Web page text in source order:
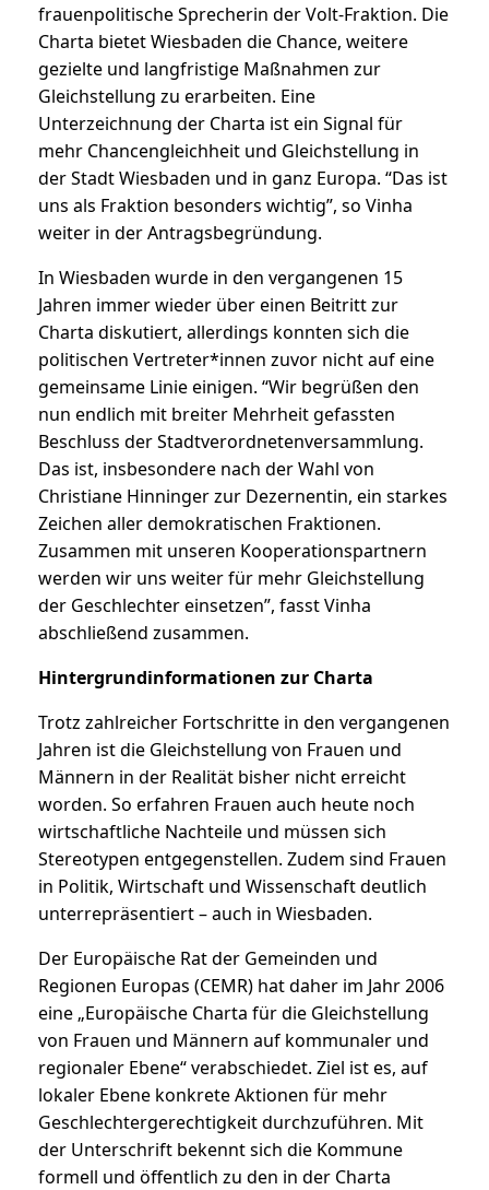
frauenpolitische Sprecherin der Volt-Fraktion. Die
Charta bietet Wiesbaden die Chance, weitere
gezielte und langfristige Maßnahmen zur
Gleichstellung zu erarbeiten. Eine
Unterzeichnung der Charta ist ein Signal für
mehr Chancengleichheit und Gleichstellung in
der Stadt Wiesbaden und in ganz Europa. “Das ist
uns als Fraktion besonders wichtig”, so Vinha
weiter in der Antragsbegründung.
In Wiesbaden wurde in den vergangenen 15
Jahren immer wieder über einen Beitritt zur
Charta diskutiert, allerdings konnten sich die
politischen Vertreter*innen zuvor nicht auf eine
gemeinsame Linie einigen. “Wir begrüßen den
nun endlich mit breiter Mehrheit gefassten
Beschluss der Stadtverordnetenversammlung.
Das ist, insbesondere nach der Wahl von
Christiane Hinninger zur Dezernentin, ein starkes
Zeichen aller demokratischen Fraktionen.
Zusammen mit unseren Kooperationspartnern
werden wir uns weiter für mehr Gleichstellung
der Geschlechter einsetzen”, fasst Vinha
abschließend zusammen.
Hintergrundinformationen zur Charta
Trotz zahlreicher Fortschritte in den vergangenen
Jahren ist die Gleichstellung von Frauen und
Männern in der Realität bisher nicht erreicht
worden. So erfahren Frauen auch heute noch
wirtschaftliche Nachteile und müssen sich
Stereotypen entgegenstellen. Zudem sind Frauen
in Politik, Wirtschaft und Wissenschaft deutlich
unterrepräsentiert – auch in Wiesbaden.
Der Europäische Rat der Gemeinden und
Regionen Europas (CEMR) hat daher im Jahr 2006
eine „Europäische Charta für die Gleichstellung
von Frauen und Männern auf kommunaler und
regionaler Ebene“ verabschiedet. Ziel ist es, auf
lokaler Ebene konkrete Aktionen für mehr
Geschlechtergerechtigkeit durchzuführen. Mit
der Unterschrift bekennt sich die Kommune
formell und öffentlich zu den in der Charta